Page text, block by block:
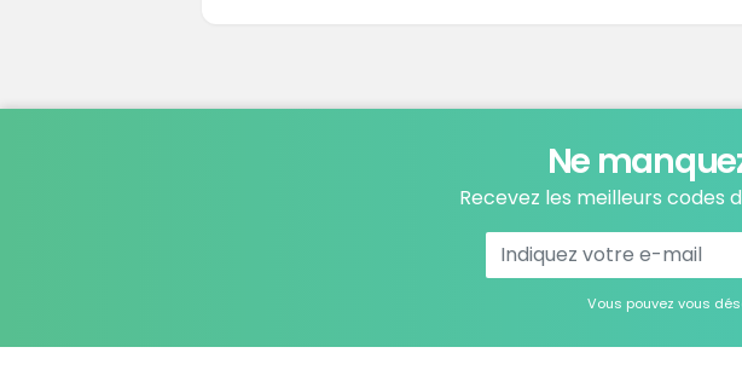
Ne
Recevez les meilleurs codes
Vous pouvez vous